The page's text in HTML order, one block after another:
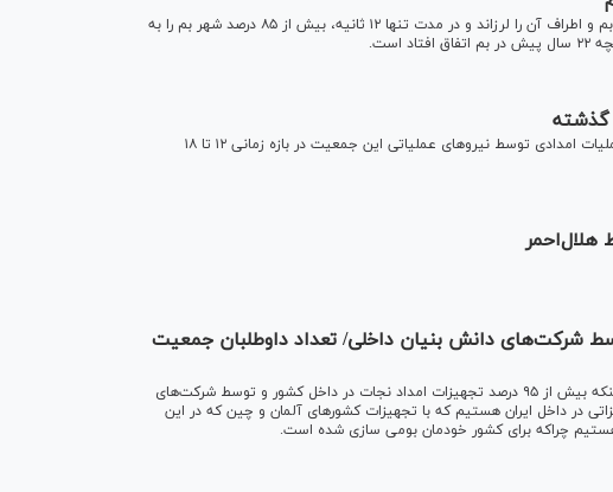
بامداد ۵ آذر ۱۳۸۲، زمین‌لرزه‌ای به قدرت ۶.۶ ریشتر شهر تاریخی بم و اطراف آن را لرزاند و در مدت تنها ۱۲ ثانیه، بیش از ۸۵ درصد شهر بم را به
معاون امدادونجات جمعیت هلال‌احمر استان تهران از انجام ۲۱ عملیات امدادی توسط نیرو‌های عملیاتی این جمعیت در بازه زمانی ۱۲ تا ۱۸
هلال‌احمر
نجات توسط شرکت‌های دانش بنیان داخلی/ تعداد داوطلبان جمعیت
رئیس سازمان امداد و نجات جمعیت هلال احمر ضمن اشاره به اینکه بیش از ۹۵ درصد تجهیزات امداد نجات در داخل کشور و توسط شرکت‌های
در داخل ایران هستیم که با تجهیزات کشور‌های آلمان و چین که در این
چراکه برای کشور خودمان بومی سازی شده است.